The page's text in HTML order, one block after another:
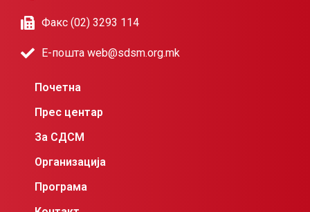
Факс (02) 3293 114
Е-пошта web@sdsm.org.mk
Почетна
Прес центар
За СДСМ
Организација
Програма